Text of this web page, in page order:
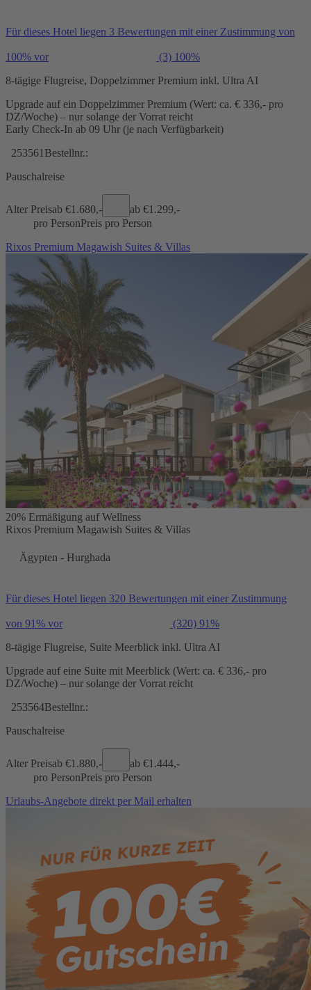
Für dieses Hotel liegen 3 Bewertungen mit einer Zustimmung von
100% vor (3) 100%
8-tägige Flugreise, Doppelzimmer Premium inkl. Ultra AI
Upgrade auf ein Doppelzimmer Premium (Wert: ca. € 336,- pro
DZ/Woche) – nur solange der Vorrat reicht
Early Check-In ab 09 Uhr (je nach Verfügbarkeit)
253561 Bestellnr.:
Pauschalreise
Alter Preisab €1.680,- ab €1.299,-
pro PersonPreis pro Person
Rixos Premium Magawish Suites & Villas
20% Ermäßigung auf Wellness
Rixos Premium Magawish Suites & Villas
Ägypten - Hurghada
Für dieses Hotel liegen 320 Bewertungen mit einer Zustimmung
von 91% vor (320) 91%
8-tägige Flugreise, Suite Meerblick inkl. Ultra AI
Upgrade auf eine Suite mit Meerblick (Wert: ca. € 336,- pro
DZ/Woche) – nur solange der Vorrat reicht
253564Bestellnr.:
Pauschalreise
Alter Preisab €1.880,- ab €1.444,-
pro PersonPreis pro Person
Urlaubs-Angebote direkt per Mail erhalten